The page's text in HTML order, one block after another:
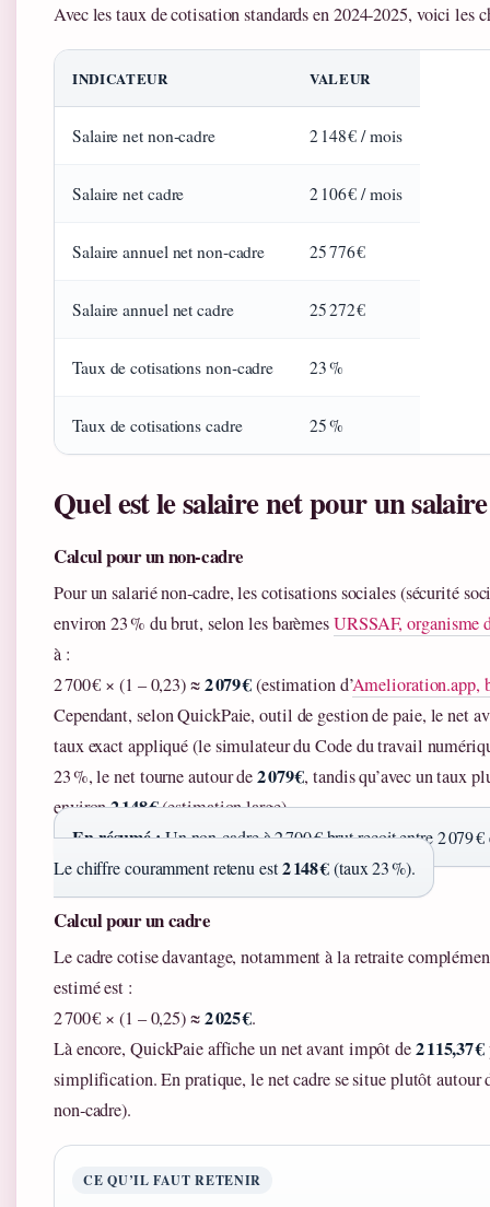
Avec les taux de cotisation standards en 2024‑2025, voici les
INDICATEUR VALEUR
Salaire net non‑cadre 2 148 € / mois
Salaire net cadre 2 106 € / mois
Salaire annuel net non‑cadre 25 776 €
Salaire annuel net cadre 25 272 €
Taux de cotisations non‑cadre 23 %
Taux de cotisations cadre 25 %
Quel est le salaire net pour un
Calcul pour un non‑cadre
Pour un salarié non‑cadre, les cotisations sociales (sécurité
environ 23 % du brut, selon les barèmesURSSAF, organisme
à :
2 700 € × (1 – 0,23) ≈2 079 €(estimation d’Amelioration.app,
Cependant, selon QuickPaie, outil de gestion de paie, le net
taux exact appliqué (le simulateur du Code du travail
23 %, le net tourne autour de2 079 €, tandis qu’avec un taux
environ2 148 €(estimation large).
En résumé :Un non‑cadre à 2 700 € brut reçoit entre 2 079
Le chiffre couramment retenu est2 148 €(taux 23 %).
Calcul pour un cadre
Le cadre cotise davantage, notamment à la retraite
estimé est :
2 700 € × (1 – 0,25) ≈2 025 €.
Là encore, QuickPaie affiche un net avant impôt de2 115,37 €
simplification. En pratique, le net cadre se situe plutôt autour
non‑cadre).
CE QU’IL FAUT RETENIR